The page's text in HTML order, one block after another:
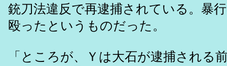
銃刀法違反で再逮捕されている。暴
殴ったというものだった。
「ところが、Ｙは大石が逮捕される